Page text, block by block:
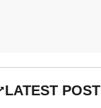
LATEST POST